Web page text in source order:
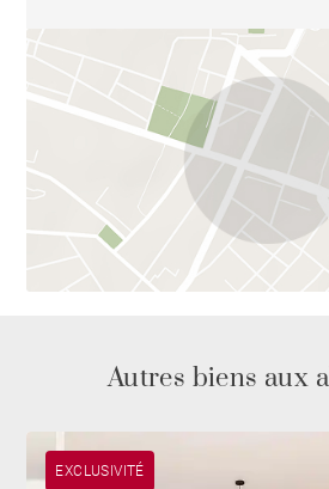
Autres biens aux
EXCLUSIVITÉ